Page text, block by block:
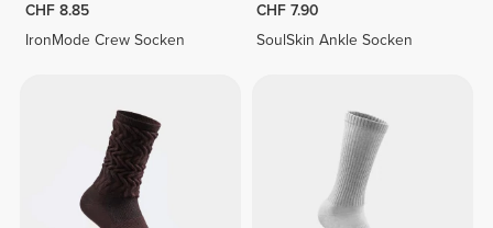
CHF 8.85
IronMode Crew Socken
CHF 7.90
SoulSkin Ankle Socken